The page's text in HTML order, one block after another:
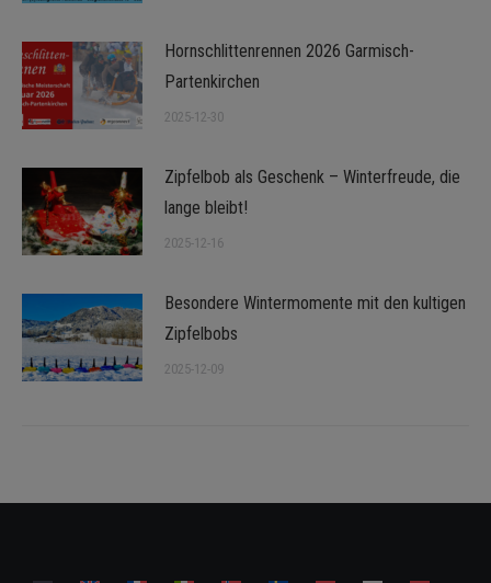
Hornschlittenrennen 2026 Garmisch-
Partenkirchen
2025-12-30
Zipfelbob als Geschenk – Winterfreude, die
lange bleibt!
2025-12-16
Besondere Wintermomente mit den kultigen
Zipfelbobs
2025-12-09